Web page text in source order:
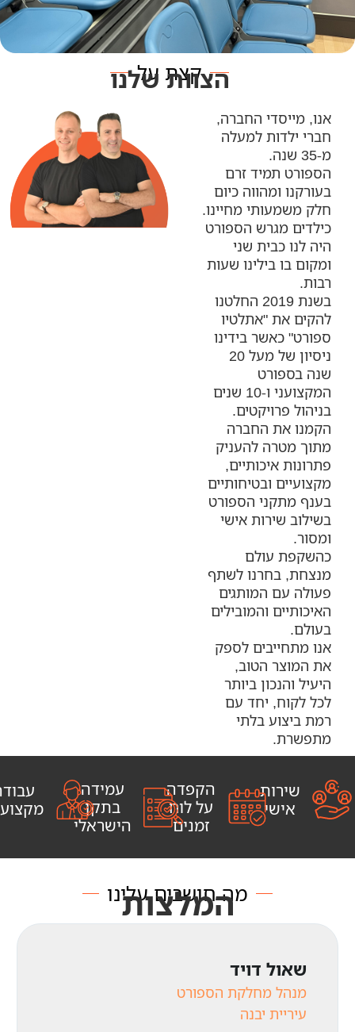
קצת על
הצוות שלנו
אנו, מייסדי החברה,
חברי ילדות למעלה
מ-35 שנה.
הספורט תמיד זרם
בעורקנו ומהווה כיום
חלק משמעותי מחיינו.
כילדים מגרש הספורט
היה לנו כבית שני
ומקום בו בילינו שעות
רבות.
בשנת 2019 החלטנו
להקים את "אתלטיו
ספורט" כאשר בידינו
ניסיון של מעל 20
שנה בספורט
המקצועני ו-10 שנים
בניהול פרויקטים.
הקמנו את החברה
מתוך מטרה להעניק
פתרונות איכותיים,
מקצועיים ובטיחותיים
בענף מתקני הספורט
בשילוב שירות אישי
ומסור.
כהשקפת עולם
מנצחת, בחרנו לשתף
פעולה עם המותגים
האיכותיים והמובילים
בעולם.
אנו מתחייבים לספק
את המוצר הטוב,
היעיל והנכון ביותר
לכל לקוח, יחד עם
רמת ביצוע בלתי
מתפשרת.
שירות
אישי
הקפדה
על לוח
זמנים
עמידה
בתקן
הישראלי
מה חושבים עלינו
המלצות
שאול דויד
מנהל מחלקת הספורט
עיריית יבנה